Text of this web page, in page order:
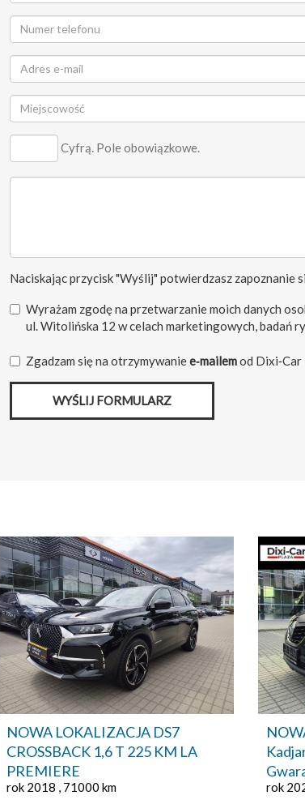
Cyfrą. Pole obowiązkowe.
Naciskając przycisk "Wyślij" potwierdzasz zapoznanie
Wyrażam zgodę na przetwarzanie moich danych
ul. Witolińska 12 w celach marketingowych, badań
Zgadzam się na otrzymywaniee‑mailemod Dixi‑Car
WYŚLIJ FORMULARZ
NOWA LOKALIZACJA DS7
CROSSBACK 1,6 T 225 KM LA
PREMIERE
rok 2018 , 71000 km rok